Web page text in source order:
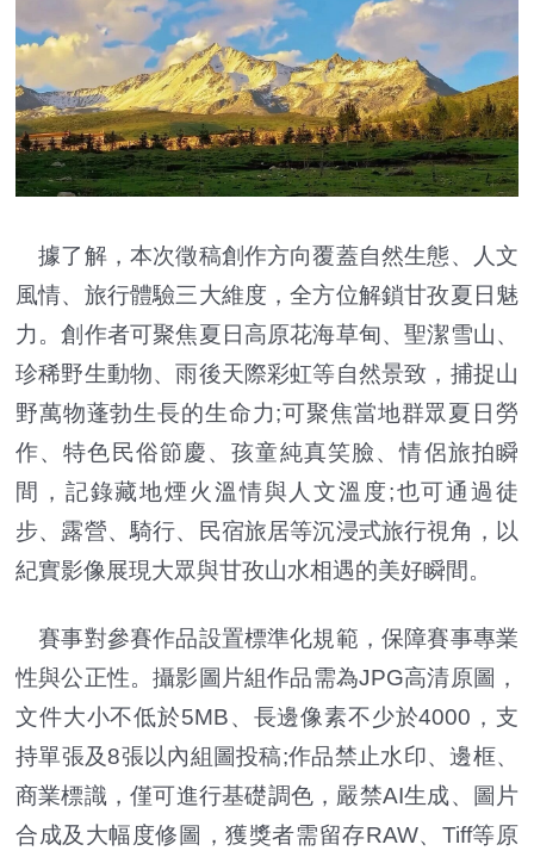
據了解，本次徵稿創作方向覆蓋自然生態、人文
風情、旅行體驗三大維度，全方位解鎖甘孜夏日魅
力。創作者可聚焦夏日高原花海草甸、聖潔雪山、
珍稀野生動物、雨後天際彩虹等自然景致，捕捉山
野萬物蓬勃生長的生命力;可聚焦當地群眾夏日勞
作、特色民俗節慶、孩童純真笑臉、情侶旅拍瞬
間，記錄藏地煙火溫情與人文溫度;也可通過徒
步、露營、騎行、民宿旅居等沉浸式旅行視角，以
紀實影像展現大眾與甘孜山水相遇的美好瞬間。
賽事對參賽作品設置標準化規範，保障賽事專業
性與公正性。攝影圖片組作品需為JPG高清原圖，
文件大小不低於5MB、長邊像素不少於4000，支
持單張及8張以內組圖投稿;作品禁止水印、邊框、
商業標識，僅可進行基礎調色，嚴禁AI生成、圖片
合成及大幅度修圖，獲獎者需留存RAW、Tiff等原